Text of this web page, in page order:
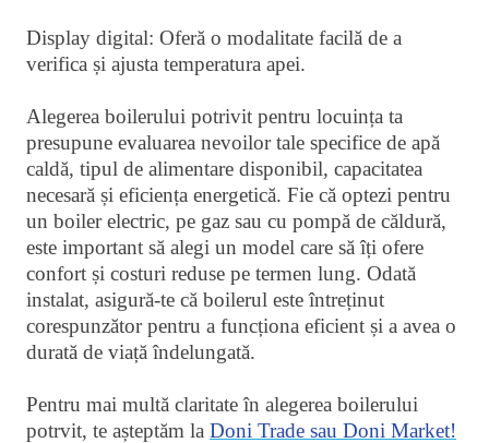
Display digital: Oferă o modalitate facilă de a
verifica și ajusta temperatura apei.
Alegerea boilerului potrivit pentru locuința ta
presupune evaluarea nevoilor tale specifice de apă
caldă, tipul de alimentare disponibil, capacitatea
necesară și eficiența energetică. Fie că optezi pentru
un boiler electric, pe gaz sau cu pompă de căldură,
este important să alegi un model care să îți ofere
confort și costuri reduse pe termen lung. Odată
instalat, asigură-te că boilerul este întreținut
corespunzător pentru a funcționa eficient și a avea o
durată de viață îndelungată.
Pentru mai multă claritate în alegerea boilerului
potrvit, te așteptăm la Doni Trade sau Doni Market!